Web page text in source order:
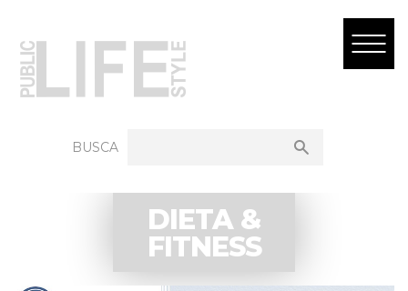
BUSCA
DIETA &
FITNESS